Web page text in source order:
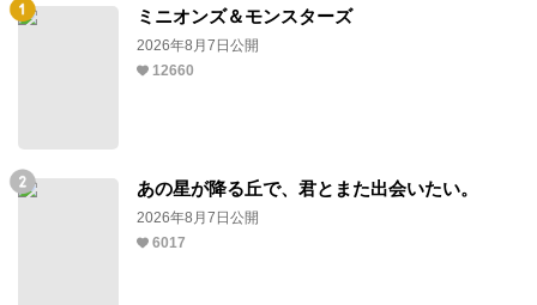
ミニオンズ＆モンスターズ
2026年8月7日公開
12660
あの星が降る丘で、君とまた出会いたい。
2026年8月7日公開
6017